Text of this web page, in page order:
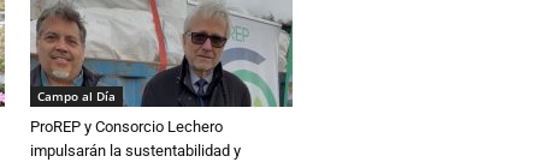
Campo al Día
ProREP y Consorcio Lechero
impulsarán la sustentabilidad y